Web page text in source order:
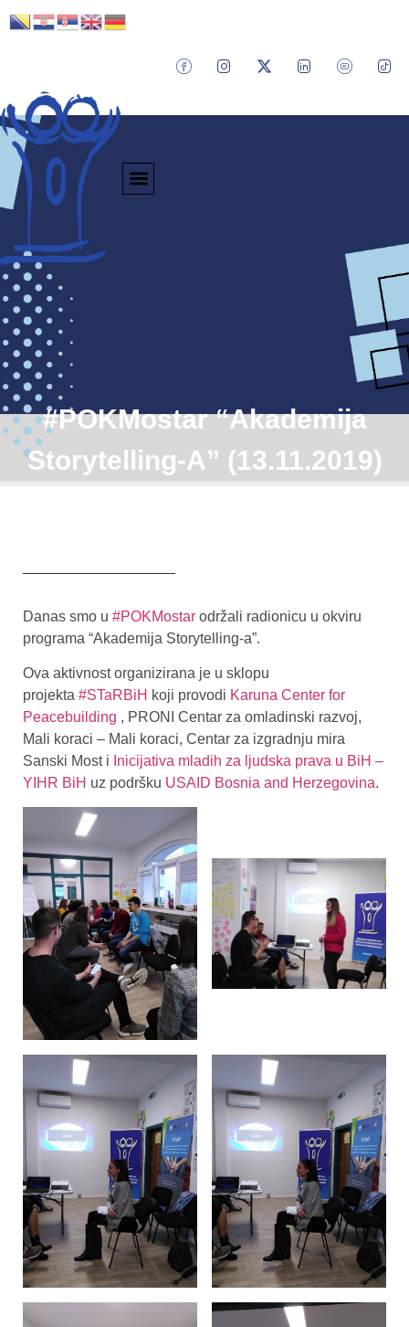
#POKMostar “Akademija
Storytelling-A” (13.11.2019)
Danas smo u #POKMostar održali radionicu u okviru
programa “Akademija Storytelling-a”.
Ova aktivnost organizirana je u sklopu
projekta #STaRBiH koji provodi Karuna Center for
Peacebuilding , PRONI Centar za omladinski razvoj,
Mali koraci – Mali koraci, Centar za izgradnju mira
Sanski Most i Inicijativa mladih za ljudska prava u BiH –
YIHR BiH uz podršku USAID Bosnia and Herzegovina.